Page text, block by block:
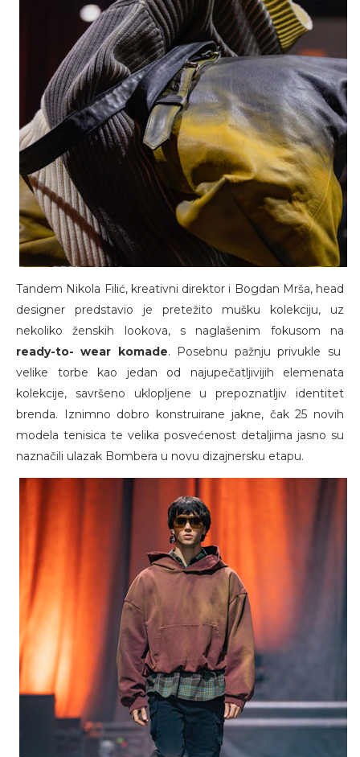
Tandem Nikola Filić, kreativni direktor i Bogdan Mrša, head
designer predstavio je pretežito mušku kolekciju, uz
nekoliko ženskih lookova, s naglašenim fokusom na
ready-to- wear komade. Posebnu pažnju privukle su
velike torbe kao jedan od najupečatljivijih elemenata
kolekcije, savršeno uklopljene u prepoznatljiv identitet
brenda. Iznimno dobro konstruirane jakne, čak 25 novih
modela tenisica te velika posvećenost detaljima jasno su
naznačili ulazak Bombera u novu dizajnersku etapu.